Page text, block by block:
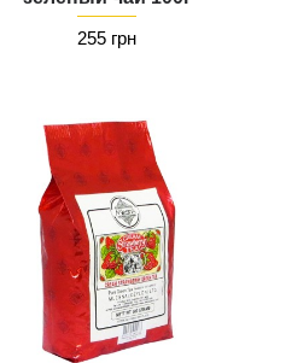
255 грн